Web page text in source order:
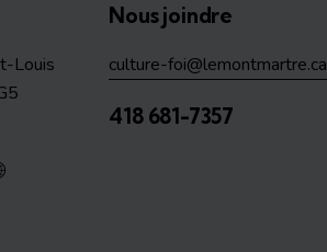
Louis
Nous joindre
culture-foi@lemontmartre.ca
418 681-7357